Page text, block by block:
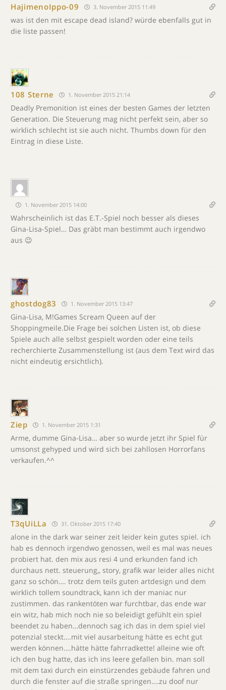
HajimenoIppo-09 3. November 2015 11:49
was ist den mit escape dead island? würde ebenfalls gut in
die liste passen!
108 Sterne 1. November 2015 21:14
Deadly Premonition ist eines der besten Games der letzten
Generation. Die Steuerung mag nicht perfekt sein, aber so
wirklich schlecht ist sie auch nicht. Thumbs down für den
Eintrag in diese Liste.
1. November 2015 14:00
Wahrscheinlich ist das E.T.-Spiel noch besser als dieses
Gina-Lisa-Spiel… Das gräbt man bestimmt auch irgendwo
aus 😉
ghostdog83 1. November 2015 13:47
Gina-Lisa, M!Games Scream Queen auf der
Shoppingmeile.Die Frage bei solchen Listen ist, ob diese
Spiele auch alle selbst gespielt worden oder eine teils
recherchierte Zusammenstellung ist (aus dem Text wird das
nicht eindeutig ersichtlich).
Ziep 1. November 2015 1:31
Arme, dumme Gina-Lisa… aber so wurde jetzt ihr Spiel für
umsonst gehyped und wird sich bei zahllosen Horrorfans
verkaufen.^^
T3qUiLLa 31. Oktober 2015 17:40
alone in the dark war seiner zeit leider kein gutes spiel. ich
hab es dennoch irgendwo genossen, weil es mal was neues
probiert hat. den mix aus resi 4 und erkunden fand ich
durchaus nett. steuerung,, story, grafik war leider alles nicht
ganz so schön…. trotz dem teils guten artdesign und dem
wirklich tollem soundtrack, kann ich der maniac nur
zustimmen. das rankentöten war furchtbar, das ende war
ein witz, hab mich noch nie so beleidigt gefühlt ein spiel
beendet zu haben…dennoch sag ich das in dem spiel viel
potenzial steckt….mit viel ausarbeitung hätte es echt gut
werden können….hätte hätte fahrradkette! alleine wie oft
ich den bug hatte, das ich ins leere gefallen bin. man soll
mit dem taxi durch ein einstürzendes gebäude fahren und
durch die fenster auf die straße springen….zu doof nur